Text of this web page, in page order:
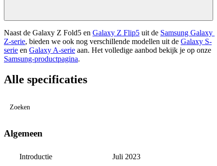
Naast de Galaxy Z Fold5 en Galaxy Z Flip5 uit de Samsung Galaxy
Z-serie, bieden we ook nog verschillende modellen uit de Galaxy S-
serie en Galaxy A-serie
Samsung-productpagina.
Alle specificaties
Zoeken
Algemeen
Introductie Juli 2023